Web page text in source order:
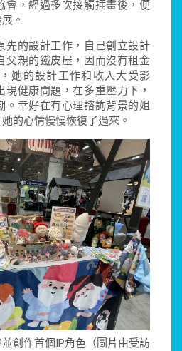
會，經過多次接觸插畫後，便
。
先的設計工作，自己創立設計
父親的鐵皮屋，因而沒有租金
她的設計工作和收入大受影
健康問題，在多重壓力下，
。幸好在有心理諮詢背景的姐
的心情慢慢恢復了過來。
創作首個IP角色（圖片由受訪